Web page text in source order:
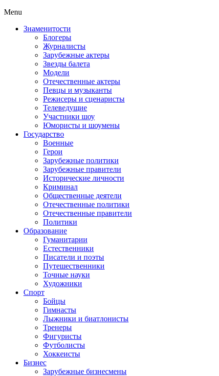
Menu
Знаменитости
Блогеры
Журналисты
Зарубежные актеры
Звезды балета
Модели
Отечественные актеры
Певцы и музыканты
Режисеры и сценаристы
Телеведущие
Участники шоу
Юмористы и шоумены
Государство
Военные
Герои
Зарубежные политики
Зарубежные правители
Исторические личности
Криминал
Общественные деятели
Отечественные политики
Отечественные правители
Политики
Образование
Гуманитарии
Естественники
Писатели и поэты
Путешественники
Точные науки
Художники
Спорт
Бойцы
Гимнасты
Лыжники и биатлонисты
Тренеры
Фигуристы
Футболисты
Хоккеисты
Бизнес
Зарубежные бизнесмены